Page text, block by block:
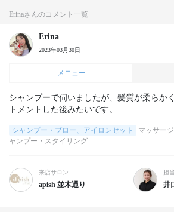
Erinaさんのコメント一覧
Erina
2023年03月30日
メニュー
シャンプーで伺いましたが、髪質が柔らか
トメントした後みたいです。
シャンプー・ブロー、アイロンセット
マッサー
ャンプー・スタイリング
来店サロン
apish 並木通り
担
井